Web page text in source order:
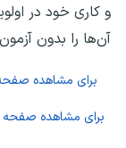
و کاری خود در
آن‌ها را بدون
برای مشاهده
برای مشاهده صفحه